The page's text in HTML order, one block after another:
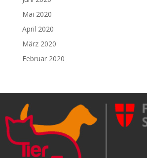
Mai 2020
April 2020
März 2020
Februar 2020